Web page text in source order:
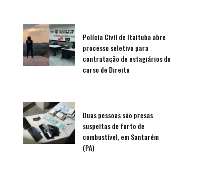
Polícia Civil de Itaituba abre
processo seletivo para
contratação de estagiários do
curso de Direito
Duas pessoas são presas
suspeitas de furto de
combustível, em Santarém
(PA)